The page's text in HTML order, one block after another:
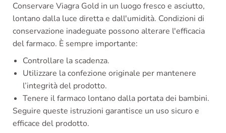
Conservare Viagra Gold in un luogo fresco e asciutto,
lontano dalla luce diretta e dall'umidità. Condizioni di
conservazione inadeguate possono alterare l'efficacia
del farmaco. È sempre importante:
Controllare la scadenza.
Utilizzare la confezione originale per mantenere
l’integrità del prodotto.
Tenere il farmaco lontano dalla portata dei bambini.
Seguire queste istruzioni garantisce un uso sicuro e
efficace del prodotto.